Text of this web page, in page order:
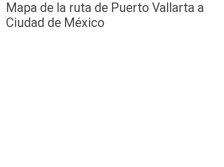
Mapa de la ruta de Puerto Vallarta a
Ciudad de México